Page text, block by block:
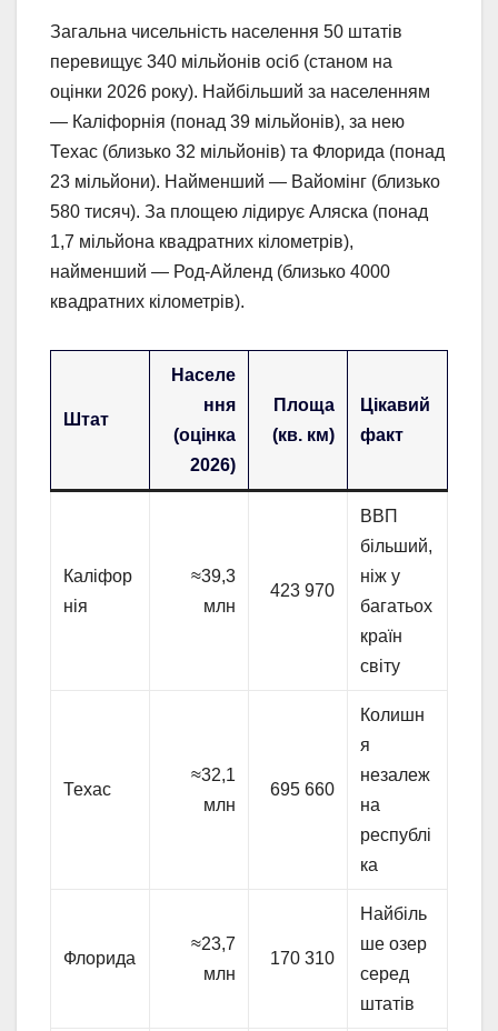
Загальна чисельність населення 50 штатів
перевищує 340 мільйонів осіб (станом на
оцінки 2026 року). Найбільший за населенням
— Каліфорнія (понад 39 мільйонів), за нею
Техас (близько 32 мільйонів) та Флорида (понад
23 мільйони). Найменший — Вайомінг (близько
580 тисяч). За площею лідирує Аляска (понад
1,7 мільйона квадратних кілометрів),
найменший — Род-Айленд (близько 4000
квадратних кілометрів).
Штат
Населе
ння
(оцінка
2026)
Площа
(кв. км)
Цікавий
факт
Каліфор
нія
≈39,3
млн
423 970
ВВП
більший,
ніж у
багатьох
країн
світу
Техас
≈32,1
млн
695 660
Колишн
я
незалеж
на
республі
ка
Флорида
≈23,7
млн
170 310
Найбіль
ше озер
серед
штатів